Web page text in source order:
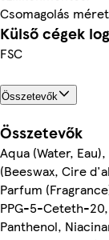
Csomagolás
Külső cégek
FSC
Összetevők
Összetevők
Aqua (Water,
(Beeswax, Cire
Parfum
PPG-5-Ceteth-
Panthenol,